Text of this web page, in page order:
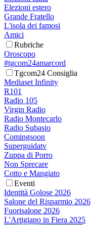
Elezioni estero
Grande Fratello
L'isola dei famosi
Amici
Rubriche
Oroscopo
#tgcom24amarcord
Tgcom24 Consiglia
Mediaset Infinity
R101
Radio 105
Virgin Radio
Radio Montecarlo
Radio Subasio
Comingsoon
Superguidatv
Zuppa di Porro
Non Sprecare
Cotto e Mangiato
Eventi
Identità Golose 2026
Salone del Risparmio 2026
Fuorisalone 2026
L'Artigiano in Fiera 2025